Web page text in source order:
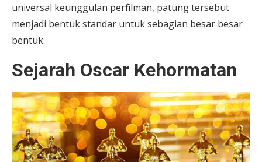
universal keunggulan perfilman, patung tersebut
menjadi bentuk standar untuk sebagian besar besar
bentuk.
Sejarah Oscar Kehormatan